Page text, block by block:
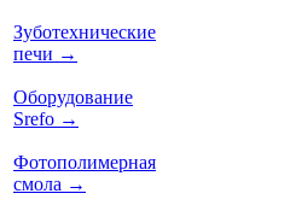
Зуботехнические
печи →
Оборудование
Srefo →
Фотополимерная
смола →